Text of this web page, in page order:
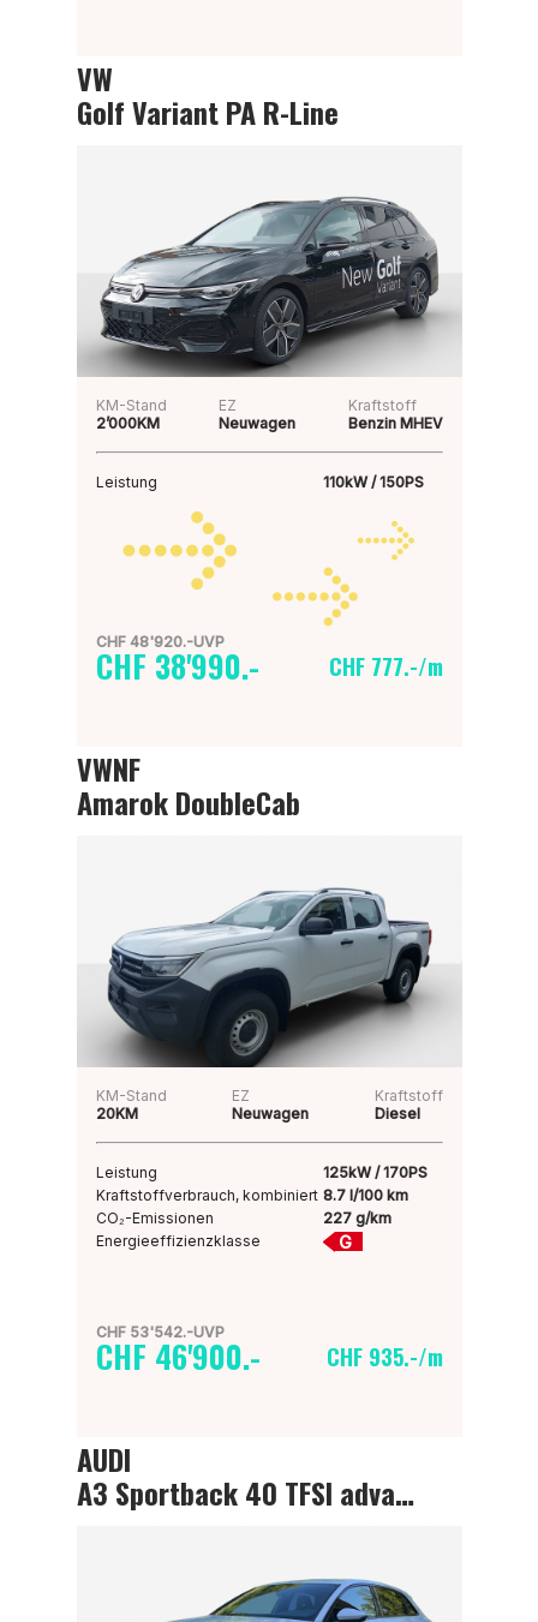
VW
Golf Variant PA R-Line
KM-Stand
2’000KM
EZ
Neuwagen
Kraftstoff
Benzin MHEV
Leistung 110kW / 150PS
CHF 48'920.-UVP
CHF 38'990.- CHF 777.-/m
VWNF
Amarok DoubleCab
KM-Stand
20KM
EZ
Neuwagen
Kraftstoff
Diesel
Leistung
125kW / 170PS
Kraftstoffverbrauch, kombiniert 8.7 l/100 km
CO₂-Emissionen
227 g/km
Energieeffizienzklasse
G
CHF 53'542.-UVP
CHF 46'900.- CHF 935.-/m
AUDI
A3 Sportback 40 TFSI advanced